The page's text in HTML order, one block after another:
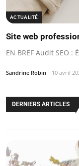
ACTUALITÉ
Site web
EN BREF Audit SEO
Sandrine Robin 10 avril
DERNIERS ARTICLES